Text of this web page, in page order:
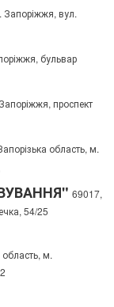
Запоріжжя, вул.
бульвар
проспект
область, м.
69017,
54/25
м.